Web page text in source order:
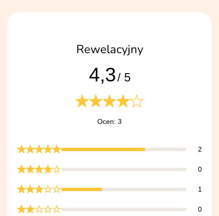
Rewelacyjny
4,3/ 5
Ocen: 3
2
0
1
0